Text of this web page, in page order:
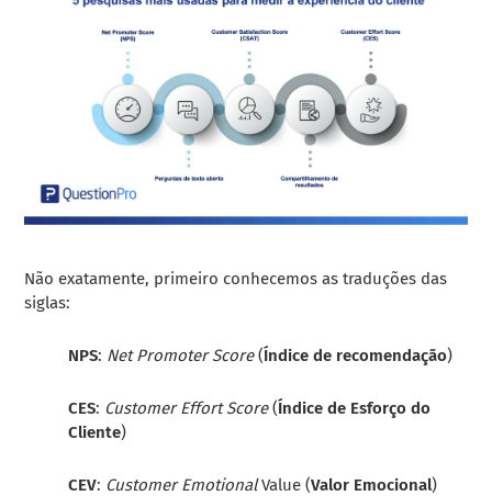
Não exatamente, primeiro conhecemos as traduções das
siglas:
NPS: Net Promoter Score(Índice de recomendação)
CES: Customer Effort Score(Índice de Esforço do
Cliente)
CEV: Customer EmotionalValue (Valor Emocional)